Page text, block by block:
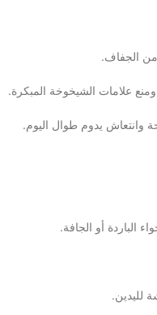
من الجفاف.
علامات الشيخوخة المبكرة.
وانتعاش يدوم طوال اليوم.
الباردة أو الجافة.
لليدين.